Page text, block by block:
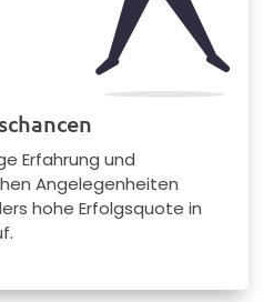
Erfahrung und
Angelegenheiten
hohe Erfolgsquote in